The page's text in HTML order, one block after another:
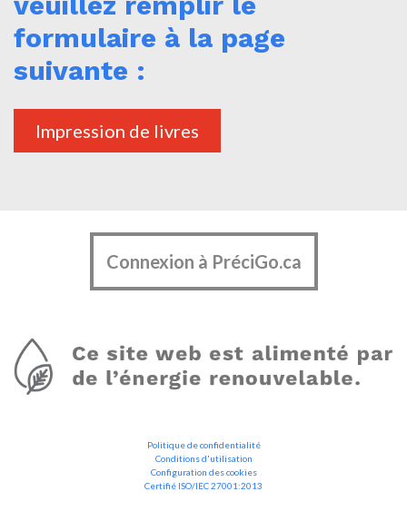
formulaire à la page
suivante :
Impression de livres
Connexion à PréciGo.ca
Politique de confidentialité
Conditions d'utilisation
Configuration des cookies
Certifié ISO/IEC 27001:2013